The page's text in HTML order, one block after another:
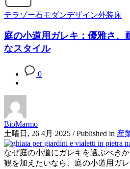
テラゾー石モダンデザイン外装床
庭の小道用ガレキ：優雅さ、
なスタイル
0
BioMarmo
土曜日, 26 4月 2025 / Published in 産
なぜ庭の小道にガレキを選ぶべき
観を加えたいなら、庭の小道用ガ